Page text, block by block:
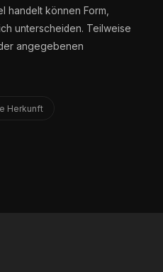
handelt können Form,
unterscheiden. Teilweise
angegebenen
Herkunft